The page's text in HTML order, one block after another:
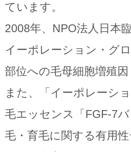
ています。
2008年、NPO法人日本
イーポレーション・グ
部位への毛母細胞増殖
また、「イーポレーシ
毛エッセンス「FGF-7
毛・育毛に関する有用